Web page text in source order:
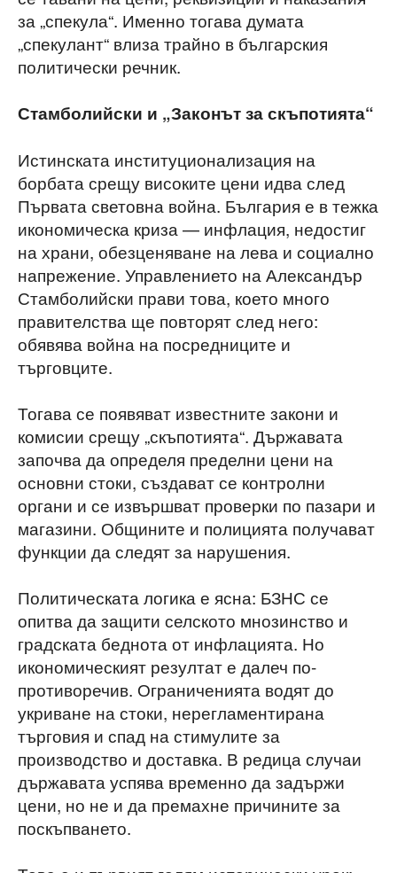
за „спекула“. Именно тогава думата
„спекулант“ влиза трайно в българския
политически речник.
Стамболийски и „Законът за скъпотията“
Истинската институционализация на
борбата срещу високите цени идва след
Първата световна война. България е в тежка
икономическа криза — инфлация, недостиг
на храни, обезценяване на лева и социално
напрежение. Управлението на Александър
Стамболийски прави това, което много
правителства ще повторят след него:
обявява война на посредниците и
търговците.
Тогава се появяват известните закони и
комисии срещу „скъпотията“. Държавата
започва да определя пределни цени на
основни стоки, създават се контролни
органи и се извършват проверки по пазари и
магазини. Общините и полицията получават
функции да следят за нарушения.
Политическата логика е ясна: БЗНС се
опитва да защити селското мнозинство и
градската беднота от инфлацията. Но
икономическият резултат е далеч по-
противоречив. Ограниченията водят до
укриване на стоки, нерегламентирана
търговия и спад на стимулите за
производство и доставка. В редица случаи
държавата успява временно да задържи
цени, но не и да премахне причините за
поскъпването.